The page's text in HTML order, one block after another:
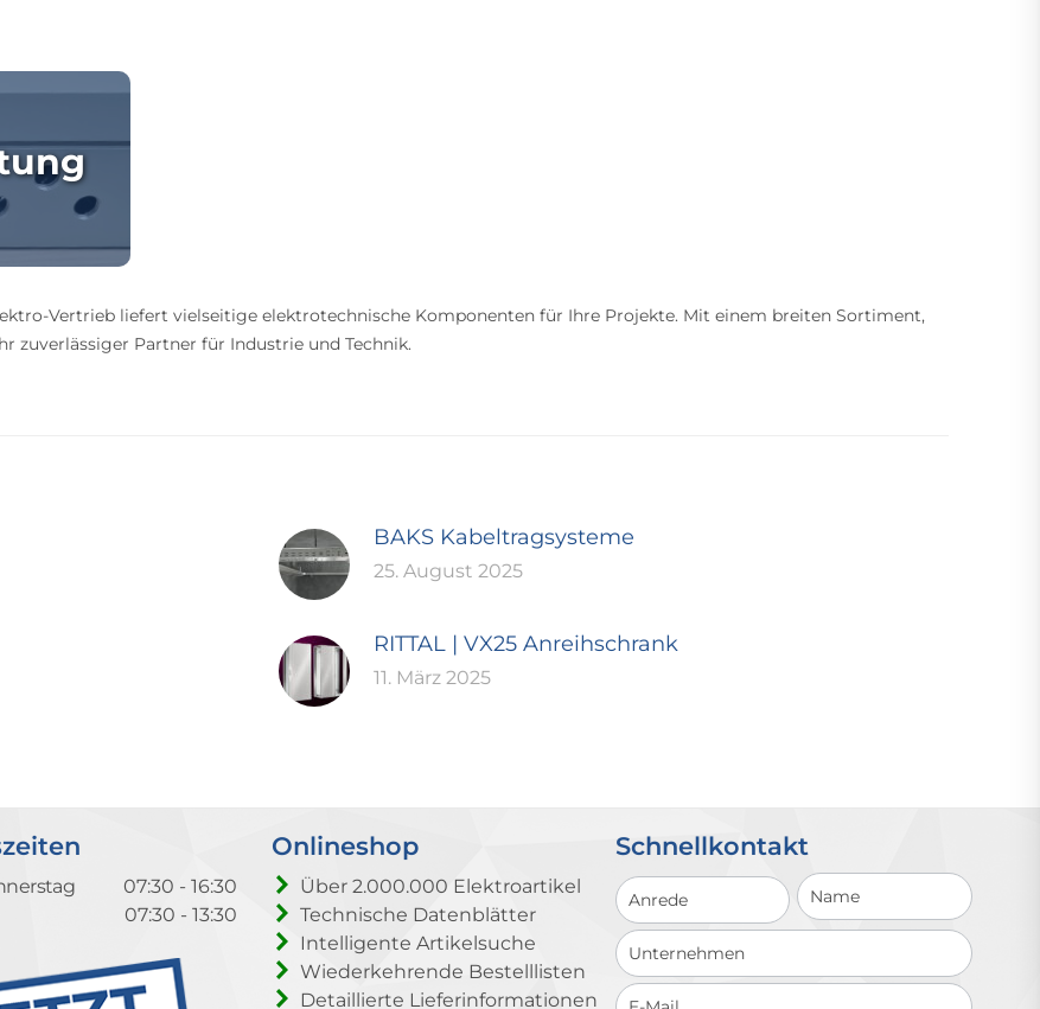
Vertrieb liefert vielseitige elektrotechnische Komponenten für Ihre Projekte. Mit einem breiten Sortiment,
zuverlässiger Partner für Industrie und Technik.
BAKS Kabeltragsysteme
25. August 2025
RITTAL | VX25 Anreihschrank
11. März 2025
07:30 - 16:30
07:30 - 13:30
Onlineshop
Über 2.000.000 Elektroartikel
Technische Datenblätter
Intelligente Artikelsuche
Wiederkehrende Bestelllisten
Detaillierte Lieferinformationen
Schnellkontakt
Schnellkontakt